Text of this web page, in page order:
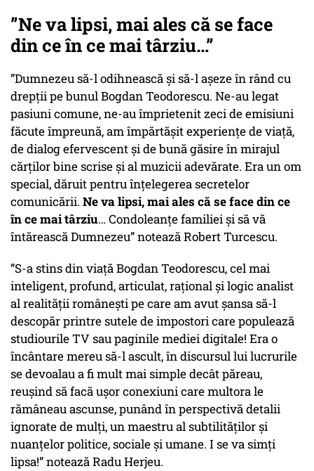
”Ne va lipsi, mai ales că se face
din ce în ce mai târziu…”
”Dumnezeu să-l odihnească și să-l așeze în rând cu
drepții pe bunul Bogdan Teodorescu. Ne-au legat
pasiuni comune, ne-au împrietenit zeci de emisiuni
făcute împreună, am împărtășit experiențe de viață,
de dialog efervescent și de bună găsire în mirajul
cărților bine scrise și al muzicii adevărate. Era un om
special, dăruit pentru înțelegerea secretelor
comunicării. Ne va lipsi, mai ales că se face din ce
în ce mai târziu… Condoleanțe familiei și să vă
întărească Dumnezeu” notează Robert Turcescu.
”S-a stins din viață Bogdan Teodorescu, cel mai
inteligent, profund, articulat, rațional și logic analist
al realității românești pe care am avut șansa să-l
descopăr printre sutele de impostori care populează
studiourile TV sau paginile mediei digitale! Era o
încântare mereu să-l ascult, în discursul lui lucrurile
se devoalau a fi mult mai simple decât păreau,
reușind să facă ușor conexiuni care multora le
rămâneau ascunse, punând în perspectivă detalii
ignorate de mulți, un maestru al subtilităților și
nuanțelor politice, sociale și umane. I se va simți
lipsa!” notează Radu Herjeu.